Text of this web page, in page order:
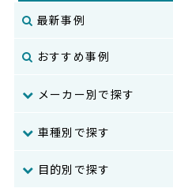
最新事例
おすすめ事例
メーカー別で探す
車種別で探す
目的別で探す